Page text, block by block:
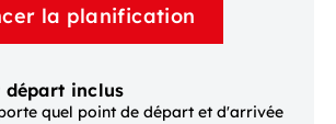
la planification
départ inclus
quel point de départ et d'arrivée